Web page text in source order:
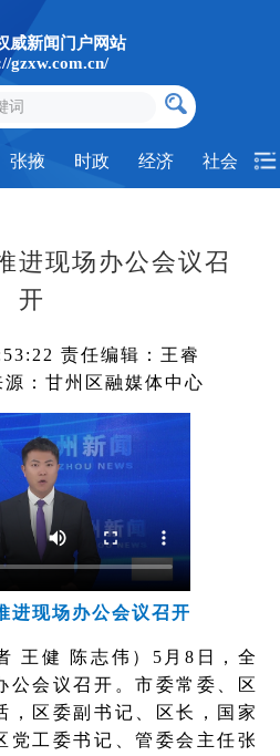
威新闻门户网站
gzxw.com.cn/
张掖 时政 经济 社会
进现场办公会议召
开
责任编辑：王睿
源：甘州区融媒体中心
进现场办公会议召开
王健 陈志伟）5月8日，全
公会议召开。市委常委、区
，区委副书记、区长，国家
党工委书记、管委会主任张